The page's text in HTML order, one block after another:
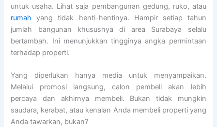
untuk usaha. Lihat saja pembangunan gedung, ruko, atau
rumah yang tidak henti-hentinya. Hampir setiap tahun
jumlah bangunan khususnya di area Surabaya selalu
bertambah. Ini menunjukkan tingginya angka permintaan
terhadap properti.
Yang diperlukan hanya media untuk menyampaikan.
Melalui promosi langsung, calon pembeli akan lebih
percaya dan akhirnya membeli. Bukan tidak mungkin
saudara, kerabat, atau kenalan Anda membeli properti yang
Anda tawarkan, bukan?